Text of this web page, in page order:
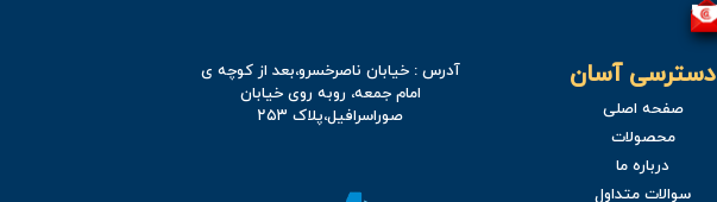
دسترسی آسان
صفحه اصلی
محصولات
درباره ما
سوالات متداول
آدرس : خیابان ناصرخسرو،بعد از کوچه ی
امام جمعه، روبه روی خیابان
صوراسرافیل،پلاک ۲۵۳